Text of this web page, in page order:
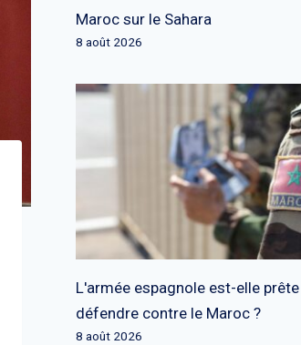
Maroc sur le Sahara
8 août 2026
L'armée espagnole est-elle
défendre contre le Maroc ?
8 août 2026